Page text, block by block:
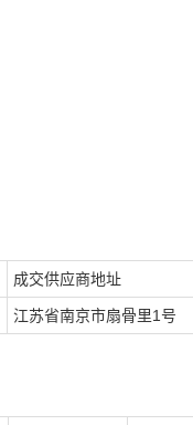
成交供应商地址
江苏省南京市扇骨里1号